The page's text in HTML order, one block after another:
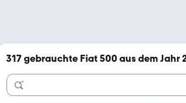
317 gebrauchte Fiat 500 aus dem Jahr